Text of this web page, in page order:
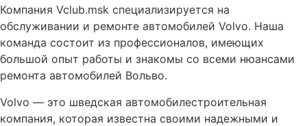
Компания Vclub.msk специализируется на
обслуживании и ремонте автомобилей Volvo. Наша
команда состоит из профессионалов, имеющих
большой опыт работы и знакомы со всеми нюансами
ремонта автомобилей Вольво.
Volvo — это шведская автомобилестроительная
компания, которая известна своими надежными и